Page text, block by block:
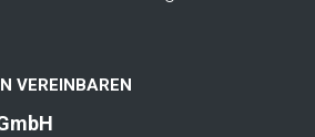
VEREINBAREN